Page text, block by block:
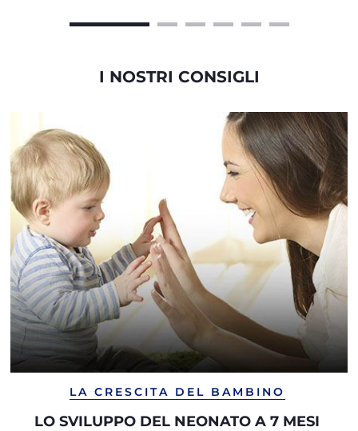
I NOSTRI CONSIGLI
LA CRESCITA DEL BAMBINO
LO SVILUPPO DEL NEONATO A 7 MESI